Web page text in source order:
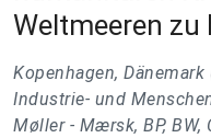
Weltmeeren zu
Kopenhagen,
Industrie- und
Møller - Mærsk, BP, BW,